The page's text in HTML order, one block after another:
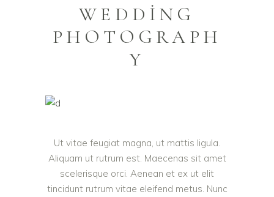
WEDDING
PHOTOGRAPH
Y
Ut vitae feugiat magna, ut mattis ligula.
Aliquam ut rutrum est. Maecenas sit amet
scelerisque orci. Aenean et ex ut elit
tincidunt rutrum vitae eleifend metus. Nunc